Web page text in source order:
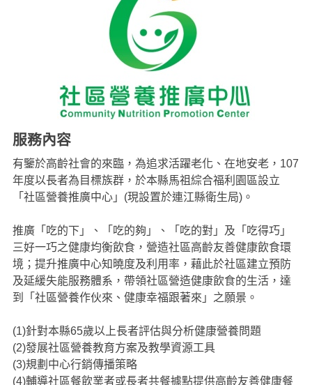
服務內容
有鑒於高齡社會的來臨，為追求活躍老化、在地安老，107
年度以長者為目標族群，於本縣馬祖綜合福利園區設立
「社區營養推廣中心」(現設置於連江縣衛生局)。
推廣「吃的下」、「吃的夠」、「吃的對」及「吃得巧」
三好一巧之健康均衡飲食，營造社區高齡友善健康飲食環
境；提升推廣中心知曉度及利用率，藉此於社區建立預防
及延緩失能服務體系，帶領社區營造健康飲食的生活，達
到「社區營養作伙來、健康幸福跟著來」之願景。
(1)針對本縣65歲以上長者評估與分析健康營養問題
(2)發展社區營養教育方案及教學資源工具
(3)規劃中心行銷傳播策略
(4)輔導社區餐飲業者或長者共餐據點提供高齡友善健康餐